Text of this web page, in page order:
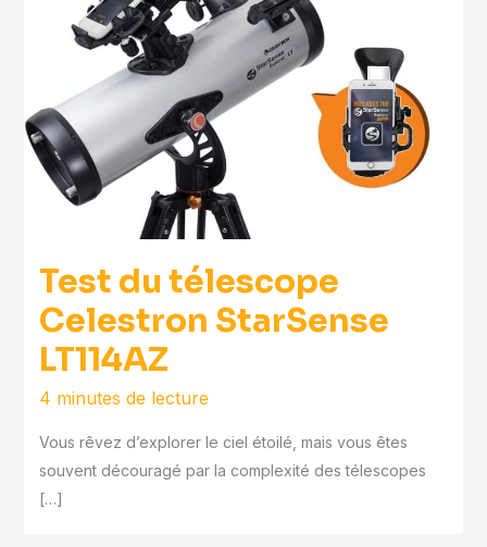
Test du télescope
Celestron StarSense
LT114AZ
4 minutes de lecture
Vous rêvez d’explorer le ciel étoilé, mais vous êtes
souvent découragé par la complexité des télescopes
[…]